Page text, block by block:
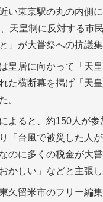
い東京駅の丸の内側
天皇制に反対する市
」が大嘗祭への抗議集
皇居に向かって「天
た横断幕を掲げ「天皇
。
よると、約150人が参
「台風で被災した人
のに多くの税金が大
かしい」などと主張し
久留米市のフリー編